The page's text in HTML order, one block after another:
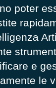
poter
e
le